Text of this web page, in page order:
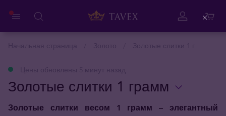
Золотые слитки 1 грамм
Золотые слитки весом 1 грамм – элегантный
Close